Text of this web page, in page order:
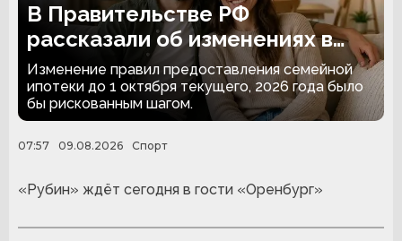
В Правительстве РФ
рассказали об изменениях в
семейной ипотеке
Изменение правил предоставления семейной
ипотеки до 1 октября текущего, 2026 года было
бы рискованным шагом.
07:57 09.08.2026 Спорт
«Рубин» ждёт сегодня в гости «Оренбург»